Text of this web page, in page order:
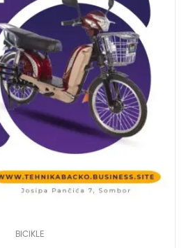
BICIKLE